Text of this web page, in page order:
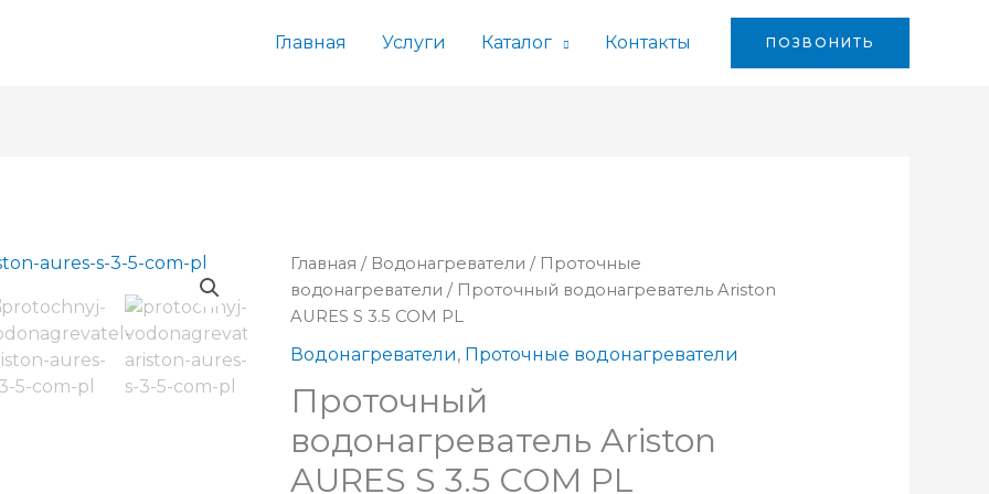
Главная Услуги Каталог Контакты ПОЗВОНИТЬ
Главная / Водонагреватели / Проточные
водонагреватели / Проточный водонагреватель Ariston
AURES S 3.5 COM PL
Водонагреватели, Проточные водонагреватели
Проточный
водонагреватель Ariston
AURES S 3.5 COM PL